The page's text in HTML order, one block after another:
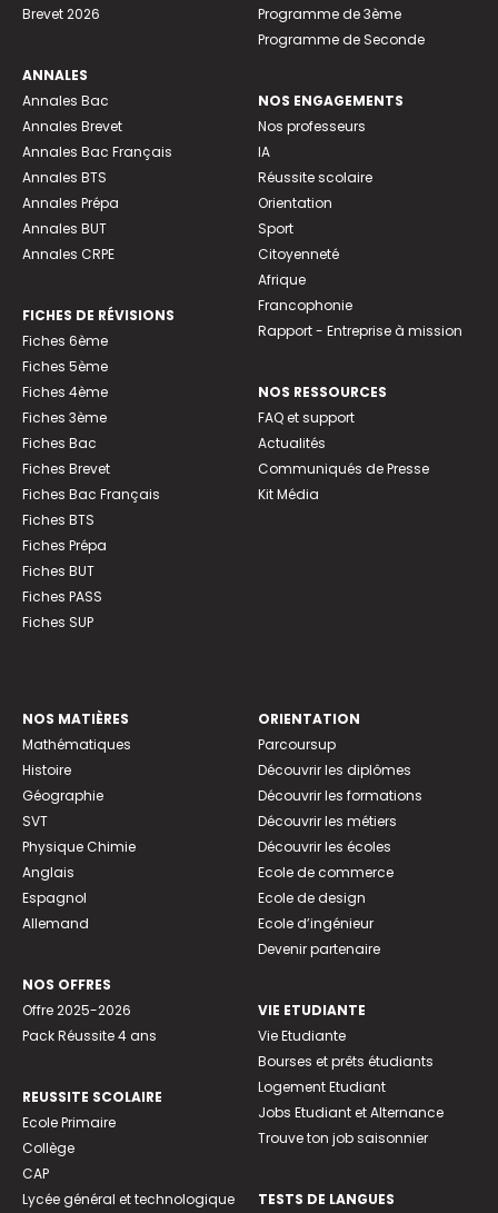
Brevet 2026
ANNALES
Annales Bac
Annales Brevet
Annales Bac Français
Annales BTS
Annales Prépa
Annales BUT
Annales CRPE
FICHES DE RÉVISIONS
Fiches 6ème
Fiches 5ème
Fiches 4ème
Fiches 3ème
Fiches Bac
Fiches Brevet
Fiches Bac Français
Fiches BTS
Fiches Prépa
Fiches BUT
Fiches PASS
Fiches SUP
Programme de 3ème
Programme de Seconde
NOS ENGAGEMENTS
Nos professeurs
IA
Réussite scolaire
Orientation
Sport
Citoyenneté
Afrique
Francophonie
Rapport - Entreprise à mission
NOS RESSOURCES
FAQ et support
Actualités
Communiqués de Presse
Kit Média
NOS MATIÈRES
Mathématiques
Histoire
Géographie
SVT
Physique Chimie
Anglais
Espagnol
Allemand
NOS OFFRES
Offre 2025-2026
Pack Réussite 4 ans
REUSSITE SCOLAIRE
Ecole Primaire
Collège
CAP
Lycée général et technologique
ORIENTATION
Parcoursup
Découvrir les diplômes
Découvrir les formations
Découvrir les métiers
Découvrir les écoles
Ecole de commerce
Ecole de design
Ecole d’ingénieur
Devenir partenaire
VIE ETUDIANTE
Vie Etudiante
Bourses et prêts étudiants
Logement Etudiant
Jobs Etudiant et Alternance
Trouve ton job saisonnier
TESTS DE LANGUES